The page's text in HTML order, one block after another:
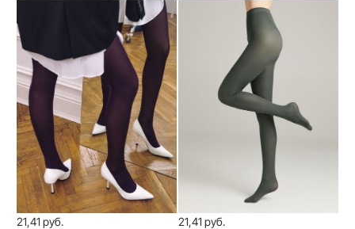
21,41 руб. 21,41 руб.